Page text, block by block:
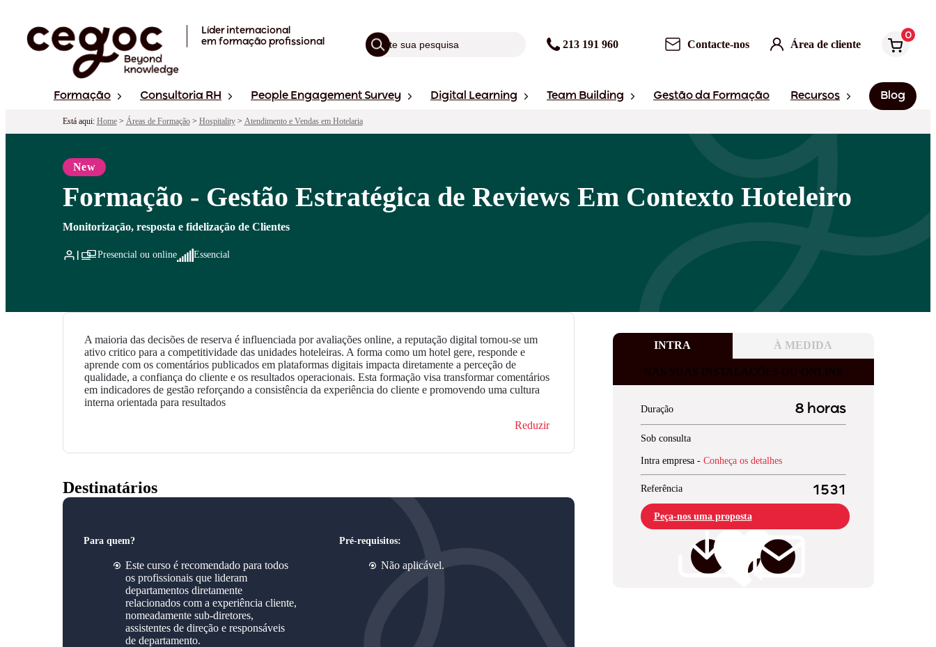
Líder internacional
em formação profissional
213 191 960 Contacte-nos Área de cliente
0
Formação Consultoria RH People Engagement Survey Digital Learning Team Building Gestão da Formação Recursos Blog
Está aqui: Home> Áreas de Formação> Hospitality> Atendimento e Vendas em Hotelaria
New
Formação - Gestão Estratégica de Reviews Em Contexto Hoteleiro
Monitorização, resposta e fidelização de Clientes
Presencial ou online Essencial
INTRA À MEDIDA
NAS SUAS INSTALAÇÕES OU ONLINE
Duração 8 horas
Sob consulta
Intra empresa - Conheça os detalhes
Referência 1531
Peça-nos uma proposta
A maioria das decisões de reserva é influenciada por avaliações online, a reputação digital tornou-se um
ativo critico para a competitividade das unidades hoteleiras. A forma como um hotel gere, responde e
aprende com os comentários publicados em plataformas digitais impacta diretamente a perceção de
qualidade, a confiança do cliente e os resultados operacionais. Esta formação visa transformar comentários
em indicadores de gestão reforçando a consistência da experiência do cliente e promovendo uma cultura
interna orientada para resultados
Reduzir
Destinatários
Para quem?
Este curso é recomendado para todos
os profissionais que lideram
departamentos diretamente
relacionados com a experiência cliente,
nomeadamente sub-diretores,
assistentes de direção e responsáveis
de departamento.
Pré-requisitos:
Não aplicável.